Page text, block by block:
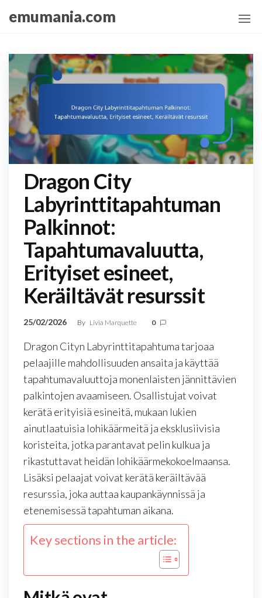
content
emumania.com
Dragon City
Labyrinttitapahtuman
Palkinnot:
Tapahtumavaluutta,
Erityiset esineet,
Keräiltävät resurssit
25/02/2026 By Livia Marquette 0
Dragon Cityn Labyrinttitapahtuma tarjoaa
pelaajille mahdollisuuden ansaita ja käyttää
tapahtumavaluuttoja monenlaisten jännittävien
palkintojen avaamiseen. Osallistujat voivat
kerätä erityisiä esineitä, mukaan lukien
ainutlaatuisia lohikäärmeitä ja eksklusiivisia
koristeita, jotka parantavat pelin kulkua ja
rikastuttavat heidän lohikäärmekokoelmaansa.
Lisäksi pelaajat voivat kerätä keräiltävää
resurssia, joka auttaa kaupankäynnissä ja
etenemisessä tapahtuman aikana.
Key sections in the article: